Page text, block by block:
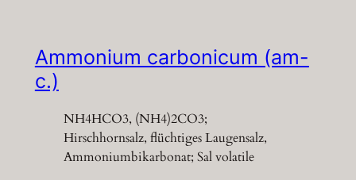
Ammonium carbonicum (am-
c.)
NH4HCO3, (NH4)2CO3;
Hirschhornsalz, flüchtiges Laugensalz,
Ammoniumbikarbonat; Sal volatile